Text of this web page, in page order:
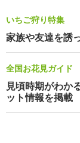
いちご狩り特集
家族や友達を誘
全国お花見ガイド
見頃時期がわか
ット情報を掲載